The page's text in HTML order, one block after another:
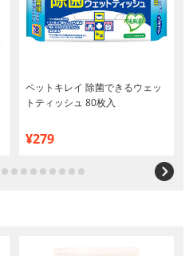
ペットキレイ 除菌できるウェッ
トティッシュ 80枚入
¥279